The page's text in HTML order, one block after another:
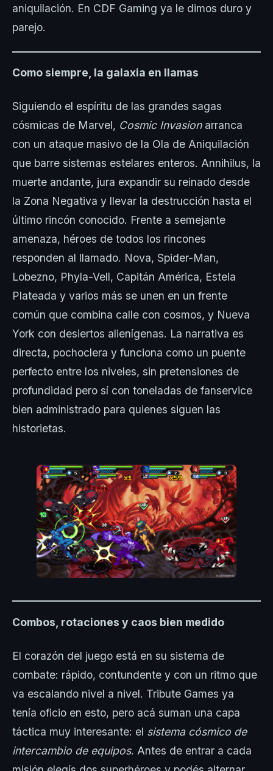
aniquilación. En CDF Gaming ya le dimos duro y
parejo.
Como siempre, la galaxia en llamas
Siguiendo el espíritu de las grandes sagas
cósmicas de Marvel, Cosmic Invasionarranca
con un ataque masivo de la Ola de Aniquilación
que barre sistemas estelares enteros. Annihilus, la
muerte andante, jura expandir su reinado desde
la Zona Negativa y llevar la destrucción hasta el
último rincón conocido. Frente a semejante
amenaza, héroes de todos los rincones
responden al llamado. Nova, Spider-Man,
Lobezno, Phyla-Vell, Capitán América, Estela
Plateada y varios más se unen en un frente
común que combina calle con cosmos, y Nueva
York con desiertos alienígenas. La narrativa es
directa, pochoclera y funciona como un puente
perfecto entre los niveles, sin pretensiones de
profundidad pero sí con toneladas de fanservice
bien administrado para quienes siguen las
historietas.
Combos, rotaciones y caos bien medido
El corazón del juego está en su sistema de
combate: rápido, contundente y con un ritmo que
va escalando nivel a nivel. Tribute Games ya
tenía oficio en esto, pero acá suman una capa
táctica muy interesante: el sistema cósmico de
intercambio de equipos. Antes de entrar a cada